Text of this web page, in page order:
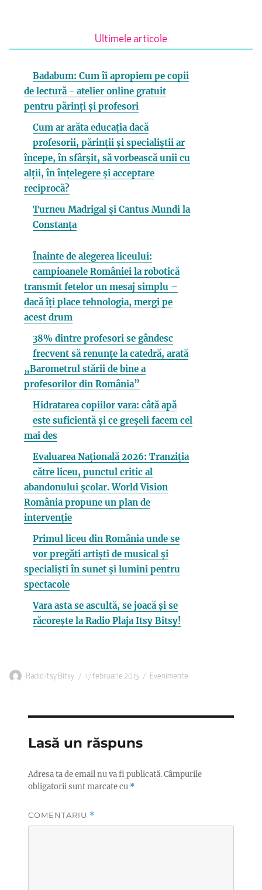
Ultimele articole
Badabum: Cum îi apropiem pe copii
de lectură - atelier online gratuit
pentru părinți și profesori
Cum ar arăta educația dacă
profesorii, părinții și specialiștii ar
începe, în sfârșit, să vorbească unii cu
alții, în înțelegere și acceptare
reciprocă?
Turneu Madrigal și Cantus Mundi la
Constanța
Înainte de alegerea liceului:
campioanele României la robotică
transmit fetelor un mesaj simplu –
dacă îți place tehnologia, mergi pe
acest drum
38% dintre profesori se gândesc
frecvent să renunțe la catedră, arată
„Barometrul stării de bine a
profesorilor din România”
Hidratarea copiilor vara: câtă apă
este suficientă și ce greșeli facem cel
mai des
Evaluarea Națională 2026: Tranziția
către liceu, punctul critic al
abandonului școlar. World Vision
România propune un plan de
intervenție
Primul liceu din România unde se
vor pregăti artiști de musical și
specialiști în sunet și lumini pentru
spectacole
Vara asta se ascultă, se joacă și se
răcorește la Radio Plaja Itsy Bitsy!
Autor
Radio Itsy Bitsy
Publicat
17 februarie 2015 Categorii
Evenimente
Lasă un răspuns
Adresa ta de email nu va fi publicată.Câmpurile
obligatorii sunt marcate cu *
COMENTARIU *